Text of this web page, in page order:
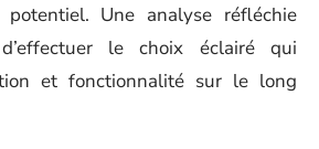
Une analyse réfléchie
le choix éclairé qui
et fonctionnalité sur le long